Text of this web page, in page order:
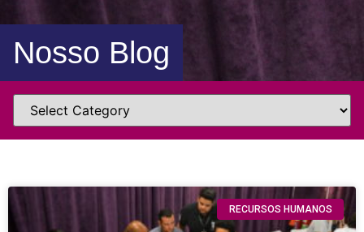
Nosso Blog
RECURSOS HUMANOS